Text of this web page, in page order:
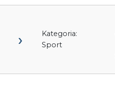
Kategoria:
Sport